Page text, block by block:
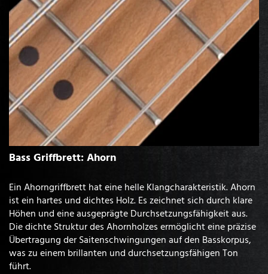
Bass Griffbrett: Ahorn
Ein Ahorngriffbrett hat eine helle Klangcharakteristik. Ahorn
ist ein hartes und dichtes Holz. Es zeichnet sich durch klare
Höhen und eine ausgeprägte Durchsetzungsfähigkeit aus.
Die dichte Struktur des Ahornholzes ermöglicht eine präzise
Übertragung der Saitenschwingungen auf den Basskorpus,
was zu einem brillanten und durchsetzungsfähigen Ton
führt.